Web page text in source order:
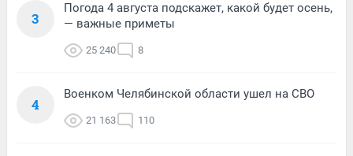
3
Погода 4 августа подскажет, какой будет осень,
— важные приметы
25 240 8
4
Военком Челябинской области ушел на СВО
21 163 110